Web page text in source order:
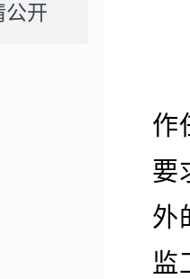
公开
作
要
外
监